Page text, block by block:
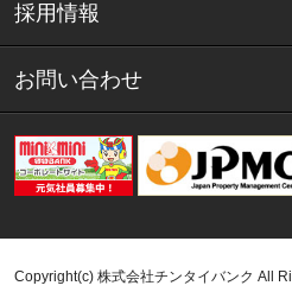
採用情報
お問い合わせ
Copyright(c) 株式会社チンタイバンク All